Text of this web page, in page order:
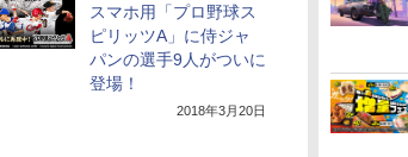
スマホ用「プロ野球ス
ピリッツA」に侍ジャ
パンの選手9人がついに
登場！
2018年3月20日